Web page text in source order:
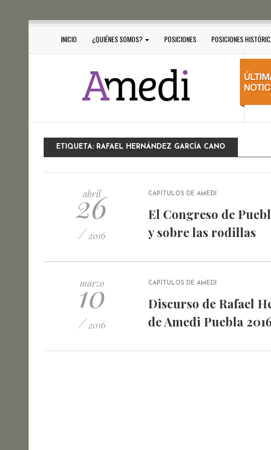
INICIO ¿QUIÉNES SOMOS? POSICIONES POSICIONES
ETIQUETA: RAFAEL HERNÁNDEZ GARCÍA CANO
abril
26
/ 2016
CAPÍTULOS DE AMEDI
El Congreso de
y sobre las rodillas
marzo
10
/ 2016
CAPÍTULOS DE AMEDI
Discurso de Rafael
de Amedi Puebla